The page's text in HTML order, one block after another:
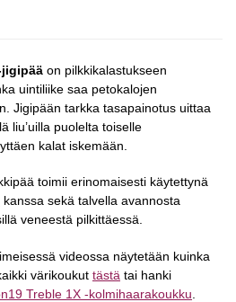
jigipää on pilkkikalastukseen
uintiliike saa petokalojen
Jigipään tarkka tasapainotus uittaa
liu’uilla puolelta toiselle
kalat iskemään.
toimii erinomaisesti käytettynä
kanssa sekä talvella avannosta
veneestä pilkittäessä.
videossa näytetään kuinka
värikoukut tästä tai hanki
Treble 1X -kolmihaarakoukku